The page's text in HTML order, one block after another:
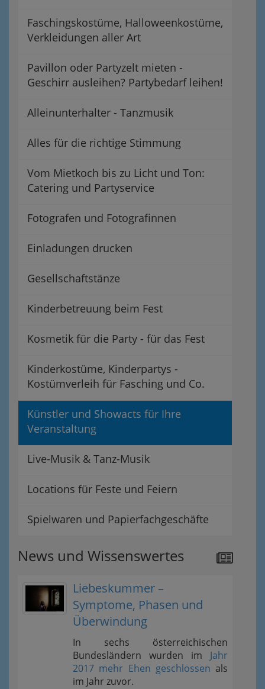
Faschingskostüme, Halloweenkostüme,
Verkleidungen aller Art
Pavillon oder Partyzelt mieten -
Geschirr ausleihen? Partybedarf leihen!
Alleinunterhalter - Tanzmusik
Alles für die richtige Stimmung
Vom Mietkoch bis zu Licht und Ton:
Catering und Partyservice
Fotografen und Fotografinnen
Einladungen drucken
Gesellschaftstänze
Kinderbetreuung beim Fest
Kosmetik für die Party - für das Fest
Kinderkostüme, Kinderpartys -
Kostümverleih für Fasching und Co.
Künstler und Showacts für Ihre
Veranstaltung
Live-Musik & Tanz-Musik
Locations für Feste und Feiern
Spielwaren und Papierfachgeschäfte
News und Wissenswertes
Liebeskummer –
Symptome, Phasen und
Überwindung
In sechs österreichischen
Bundesländern wurden im Jahr
2017 mehr Ehen geschlossen als
im Jahr zuvor.